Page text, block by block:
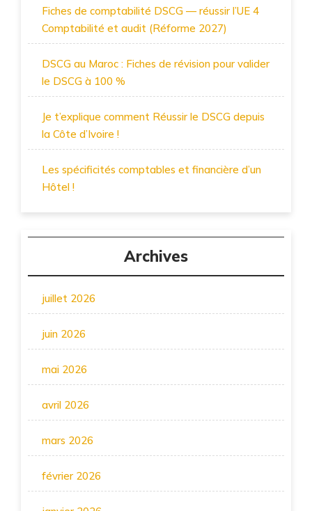
Fiches de comptabilité DSCG — réussir l’UE 4
Comptabilité et audit (Réforme 2027)
DSCG au Maroc : Fiches de révision pour valider
le DSCG à 100 %
Je t’explique comment Réussir le DSCG depuis
la Côte d’Ivoire !
Les spécificités comptables et financière d’un
Hôtel !
Archives
juillet 2026
juin 2026
mai 2026
avril 2026
mars 2026
février 2026